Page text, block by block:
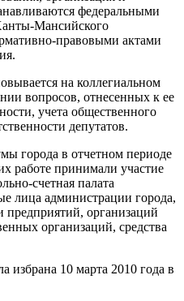
федеральными
Мансийского
правовыми актами
на коллегиальном
вопросов, отнесенных к ее
учета общественного
депутатов.
города в отчетном периоде
работе принимали участие
счетная палата
лица администрации города,
предприятий, организаций
организаций, средства
избрана 10 марта 2010 года в